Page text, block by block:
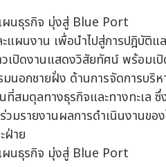
ผนงาน เพื่อนำไปสู่การปฎิบัติแ
เปิดงานแสดงวิสัยทัศน์ พร้อมเ
นอกชายฝั่ง ด้านการจัดการบริห
สมดุลทางธุรกิจและทางทะเล ซึ่
มรายงานผลการดำเนินงานขอ
ฝ่าย